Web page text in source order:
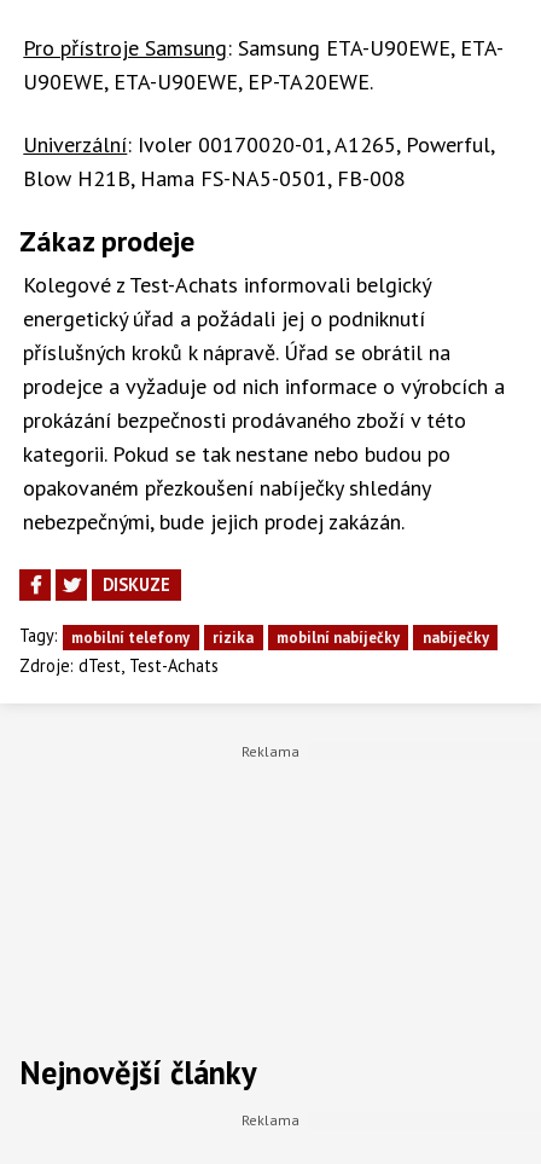
Pro přístroje Samsung: Samsung ETA-U90EWE, ETA-
U90EWE, ETA-U90EWE, EP-TA20EWE.
Univerzální: Ivoler 00170020-01, A1265, Powerful,
Blow H21B, Hama FS-NA5-0501, FB-008
Zákaz prodeje
Kolegové z Test-Achats informovali belgický
energetický úřad a požádali jej o podniknutí
příslušných kroků k nápravě. Úřad se obrátil na
prodejce a vyžaduje od nich informace o výrobcích a
prokázání bezpečnosti prodávaného zboží v této
kategorii. Pokud se tak nestane nebo budou po
opakovaném přezkoušení nabíječky shledány
nebezpečnými, bude jejich prodej zakázán.
DISKUZE
Tagy: mobilní telefony rizika mobilní nabíječky nabíječky
Zdroje: dTest Test-Achats
Nejnovější články